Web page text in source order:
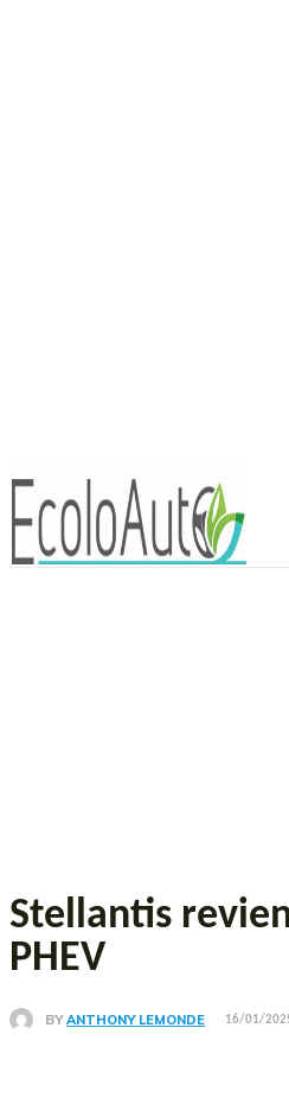
Stellantis
PHEV
BY ANTHONY LEMONDE 16/01/
Partager